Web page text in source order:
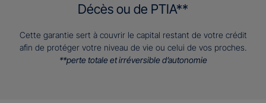
Décès ou de PTIA**
Cette garantie sert à couvrir le capital restant de votre crédit
afin de protéger votre niveau de vie ou celui de vos proches.
**perte totale et irréversible d’autonomie